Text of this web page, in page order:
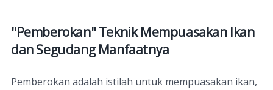
"Pemberokan" Teknik Mempuasakan Ikan
dan Segudang Manfaatnya
Pemberokan adalah istilah untuk mempuasakan ikan,